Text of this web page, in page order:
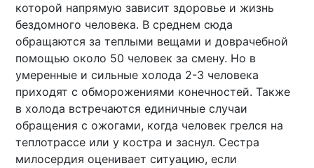
которой напрямую зависит здоровье и жизнь
бездомного человека. В среднем сюда
обращаются за теплыми вещами и доврачебной
помощью около 50 человек за смену. Но в
умеренные и сильные холода 2-3 человека
приходят с обморожениями конечностей. Также
в холода встречаются единичные случаи
обращения с ожогами, когда человек грелся на
теплотрассе или у костра и заснул. Сестра
милосердия оценивает ситуацию, если